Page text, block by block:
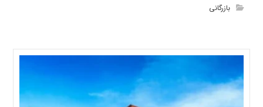
بازرگانی